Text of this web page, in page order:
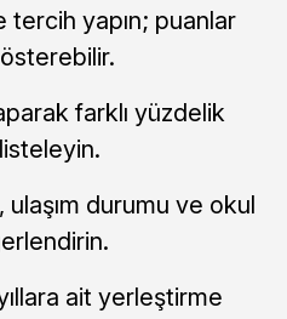
tercih yapın; puanlar
farklı yüzdelik
ulaşım durumu ve okul
ait yerleştirme